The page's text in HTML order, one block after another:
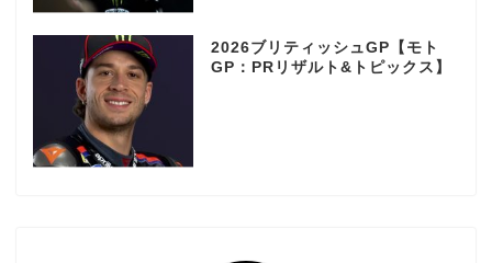
2026ブリティッシュGP【モト
GP：PRリザルト&トピックス】